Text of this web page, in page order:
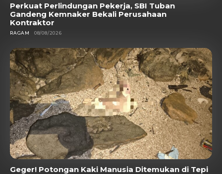
Perkuat Perlindungan Pekerja, SBI Tuban
Gandeng Kemnaker Bekali Perusahaan
Kontraktor
RAGAM 08/08/2026
Geger! Potongan Kaki Manusia Ditemukan di Tepi